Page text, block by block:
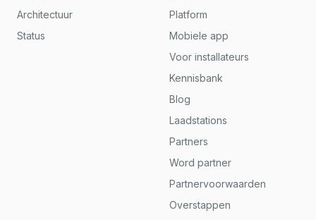
Architectuur
Status
Platform
Mobiele app
Voor installateurs
Kennisbank
Blog
Laadstations
Partners
Word partner
Partnervoorwaarden
Overstappen